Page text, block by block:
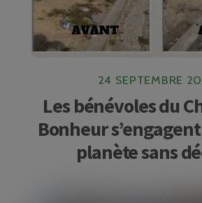
24 SEPTEMBRE
Les bénévoles du
Bonheur
planète sans